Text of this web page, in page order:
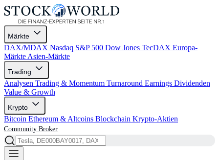
Märkte
DAX/MDAX Nasdaq S&P 500 Dow Jones TecDAX Europa-
Märkte Asien-Märkte
Trading
Analysen Trading & Momentum Turnaround Earnings Dividenden
Value & Growth
Krypto
Bitcoin Ethereum & Altcoins Blockchain Krypto-Aktien
Community Broker